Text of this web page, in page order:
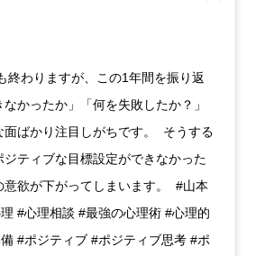
終わりますが、この1年間を振り返
かったか」「何を失敗したか？」
面ばかり注目しがちです。 そうする
ジティブな目標設定ができなかった
意欲が下がってしまいます。 #山本
#心理相談 #最強の心理術 #心理的
#ポジティブ #ポジティブ思考 #ポ